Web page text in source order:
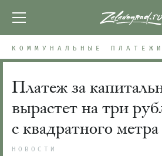
КОММУНАЛЬНЫЕ ПЛАТЕЖИ
Платеж за
вырастет на три
с квадратного метра
НОВОСТИ